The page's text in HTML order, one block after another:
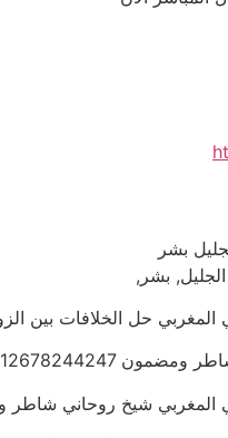
بشر
بشر,
حل الخلافات بين الزوجين
0012678244247
شيخ روحاني شاطر ومضمون